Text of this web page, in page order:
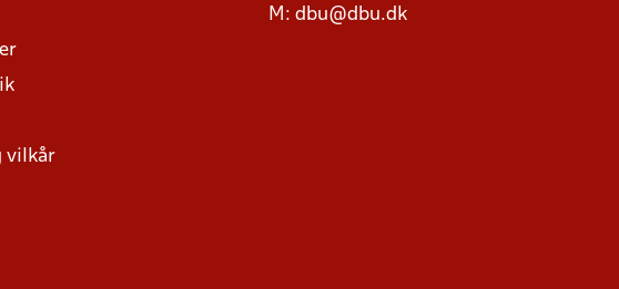
vilkår
M: dbu@dbu.dk